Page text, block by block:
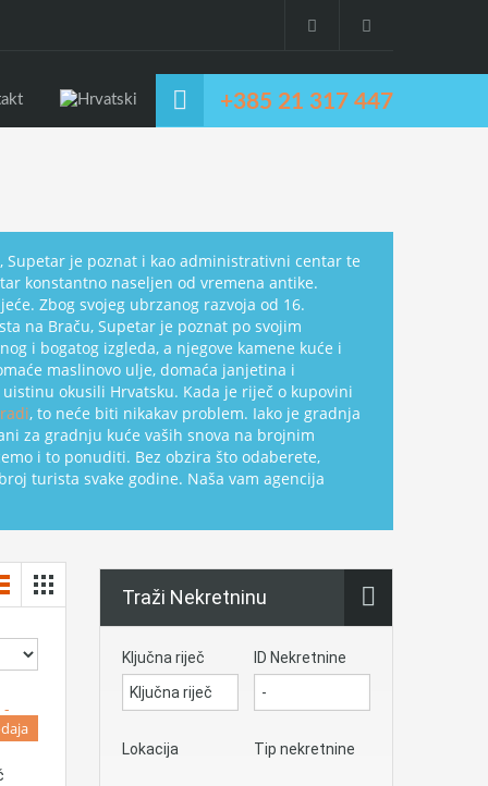
+385 21 317 447
je poznat i kao administrativni centar te
konstantno naseljen od vremena antike.
Zbog svojeg ubrzanog razvoja od 16.
na Braču, Supetar je poznat po svojim
i bogatog izgleda, a njegove kamene kuće i
maslinovo ulje, domaća janjetina i
okusili Hrvatsku. Kada je riječ o kupovini
, to neće biti nikakav problem. Iako je gradnja
za gradnju kuće vaših snova na brojnim
i to ponuditi. Bez obzira što odaberete,
turista svake godine. Naša vam agencija
Traži Nekretninu
Ključna riječ ID Nekretnine
Lokacija Tip nekretnine